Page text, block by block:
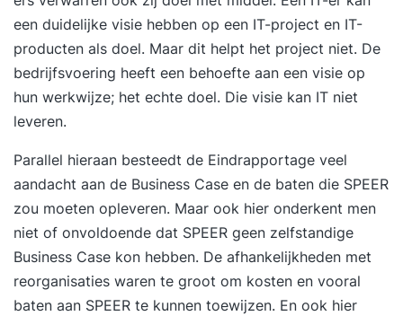
een duidelijke visie hebben op een IT-project en IT-
producten als doel. Maar dit helpt het project niet. De
bedrijfsvoering heeft een behoefte aan een visie op
hun werkwijze; het echte doel. Die visie kan IT niet
leveren.
Parallel hieraan besteedt de Eindrapportage veel
aandacht aan de Business Case en de baten die SPEER
zou moeten opleveren. Maar ook hier onderkent men
niet of onvoldoende dat SPEER geen zelfstandige
Business Case kon hebben. De afhankelijkheden met
reorganisaties waren te groot om kosten en vooral
baten aan SPEER te kunnen toewijzen. En ook hier